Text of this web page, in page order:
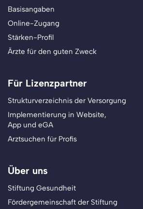
Basisangaben
Online-Zugang
Stärken-Profil
Ärzte für den guten Zweck
Für Lizenzpartner
Strukturverzeichnis der Versorgung
Implementierung in Website,
App und eGA
Arztsuchen für Profis
Über uns
Stiftung Gesundheit
Fördergemeinschaft der Stiftung